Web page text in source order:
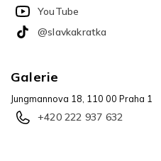
YouTube
@slavkakratka
Galerie
Jungmannova 18, 110 00 Praha 1
+420 222 937 632